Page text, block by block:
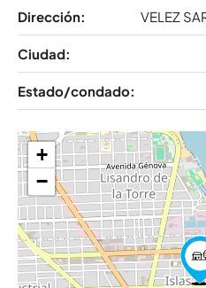
Dirección: VELEZ
Ciudad:
Estado/condado:
+
−